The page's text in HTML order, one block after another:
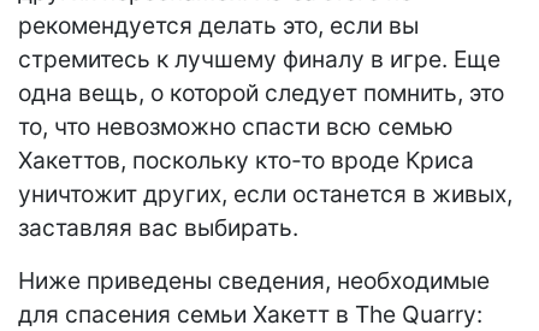
рекомендуется делать это, если вы
стремитесь к лучшему финалу в игре. Еще
одна вещь, о которой следует помнить, это
то, что невозможно спасти всю семью
Хакеттов, поскольку кто-то вроде Криса
уничтожит других, если останется в живых,
заставляя вас выбирать.
Ниже приведены сведения, необходимые
для спасения семьи Хакетт в The Quarry: